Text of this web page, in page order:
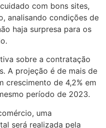
com bons sites,
analisando condições de
haja surpresa para os
sobre a contratação
A projeção é de mais de
crescimento de 4,2% em
período de 2023.
uma
será realizada pela